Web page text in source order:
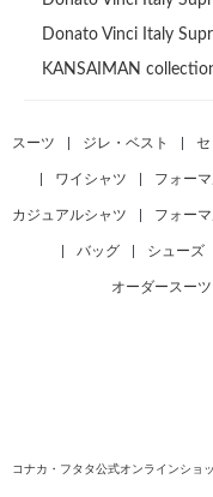
Donato Vinci Italy
KANSAIMAN
スーツ ジレ・ベスト セ
ワイシャツ フォー
カジュアルシャツ フォー
バッグ シューズ
オーダースーツ
コナカ・フタタ公式オンラインショ